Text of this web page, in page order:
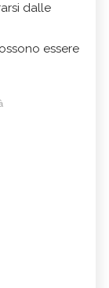
dalle
essere